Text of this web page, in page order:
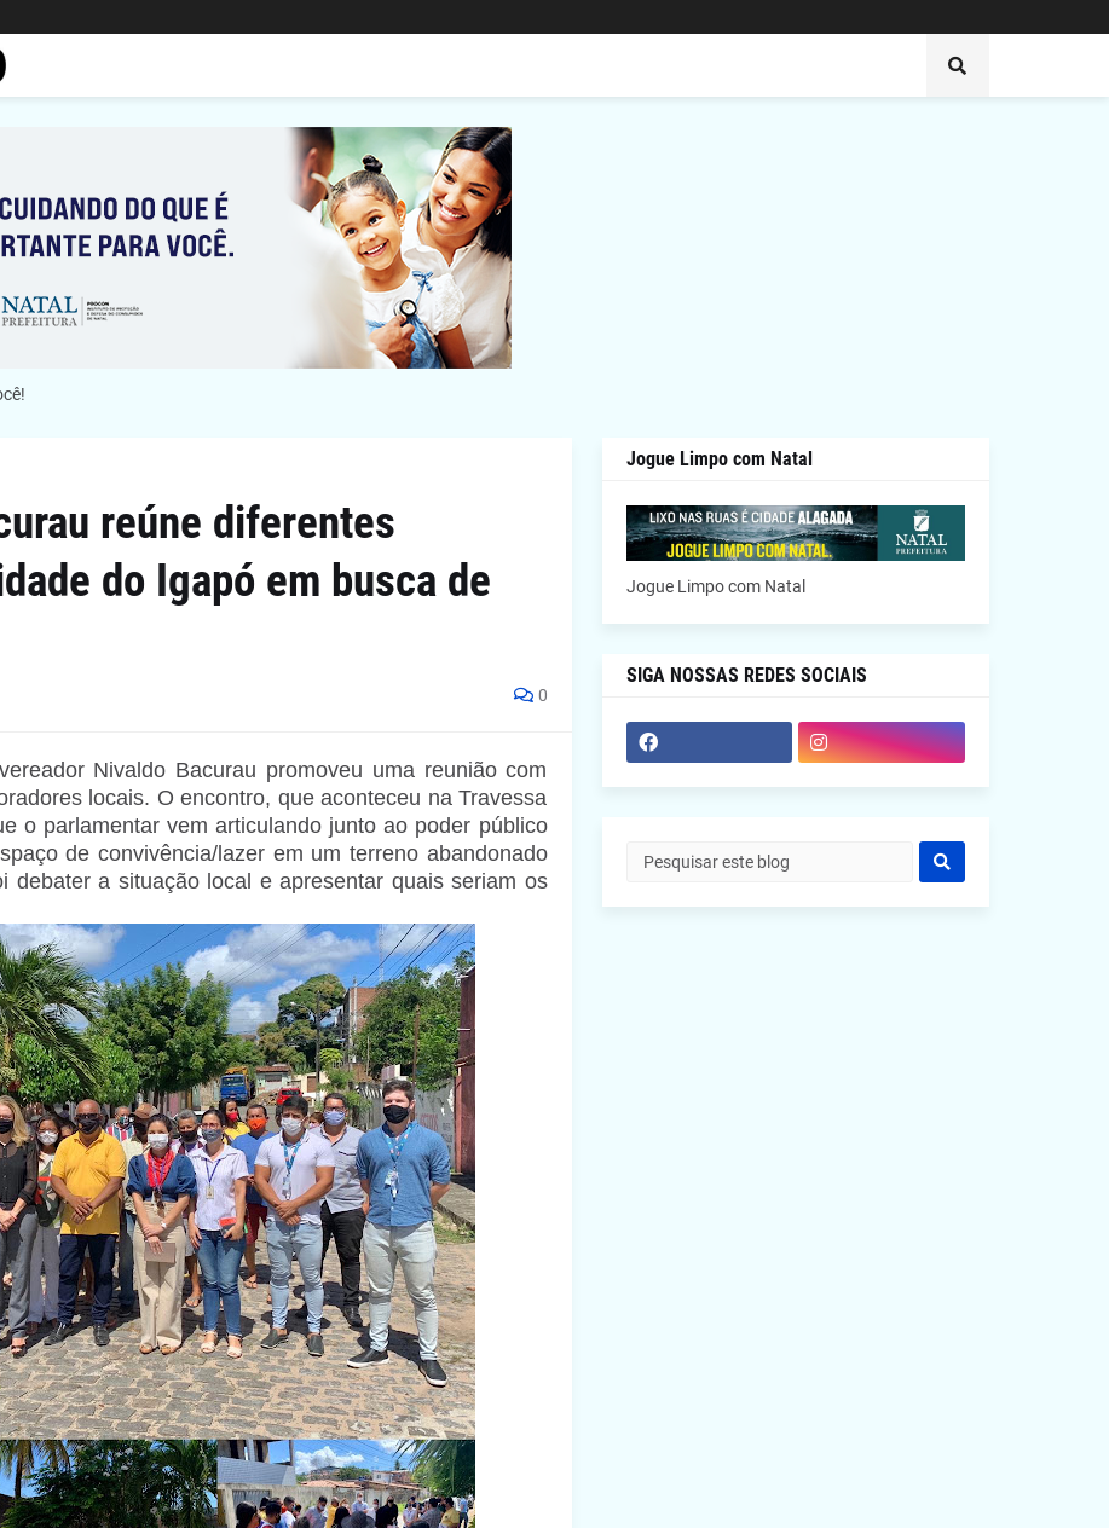
reúne diferentes
do Igapó em busca de
0
Nivaldo Bacurau promoveu uma reunião com
locais. O encontro, que aconteceu na Travessa
o parlamentar vem articulando junto ao poder público
de convivência/lazer em um terreno abandonado
debater a situação local e apresentar quais seriam os
Jogue Limpo com Natal
Jogue Limpo com Natal
SIGA NOSSAS REDES SOCIAIS